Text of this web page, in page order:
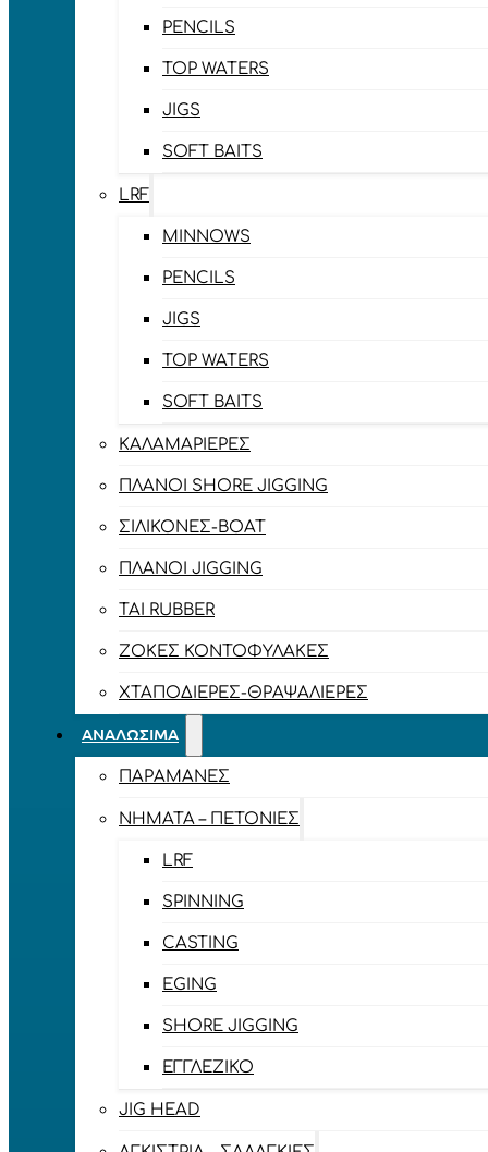
PENCILS
TOP WATERS
JIGS
SOFT BAITS
LRF
MINNOWS
PENCILS
JIGS
TOP WATERS
SOFT BAITS
ΚΑΛΑΜΑΡΙΈΡΕΣ
ΠΛΆΝΟΙ SHORE JIGGING
ΣΙΛΙΚΌΝΕΣ-BOAT
ΠΛΆΝΟΙ JIGGING
TAI RUBBER
ΖΌΚΕΣ ΚΟΝΤΟΦΎΛΑΚΕΣ
ΧΤΑΠΟΔΙΈΡΕΣ-ΘΡΑΨΑΛΙΈΡΕΣ
ΑΝΑΛΏΣΙΜΑ
ΠΑΡΑΜΆΝΕΣ
ΝΉΜΑΤΑ – ΠΕΤΟΝΙΈΣ
LRF
SPINNING
CASTING
EGING
SHORE JIGGING
ΕΓΓΛΈΖΙΚΟ
JIG HEAD